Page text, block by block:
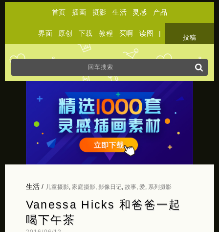
首页 插画 摄影 生活 灵感 产品
界面 原创 下载 教程 买啊 读图 |
投稿
生活/ 儿童摄影, 家庭摄影, 影像日记, 故事, 爱, 系列摄影
Vanessa Hicks 和爸爸一起
喝下午茶